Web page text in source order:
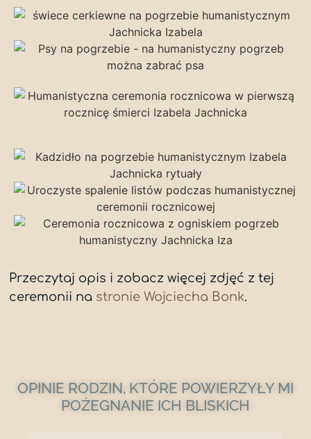
Przeczytaj opis i zobacz więcej zdjęć z tej
ceremonii na stronie Wojciecha Bonk.
OPINIE RODZIN, KTÓRE POWIERZYŁY MI
POŻEGNANIE ICH BLISKICH